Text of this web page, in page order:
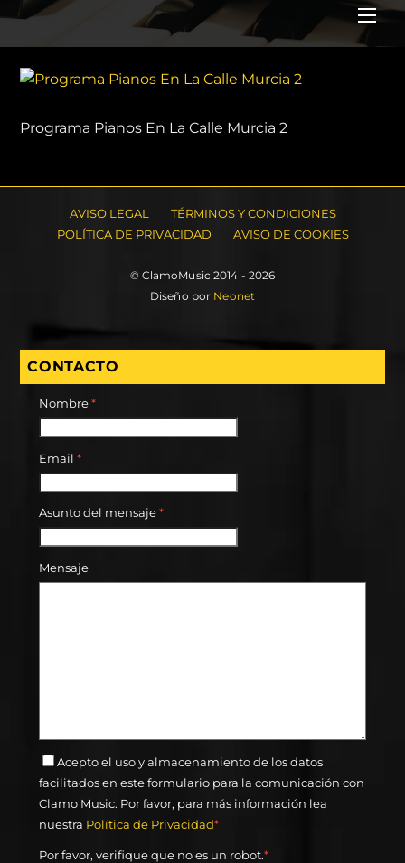
Programa Pianos En La Calle Murcia 2
AVISO LEGAL
TÉRMINOS Y CONDICIONES
POLÍTICA DE PRIVACIDAD
AVISO DE COOKIES
© ClamoMusic 2014 - 2026
Diseño por Neonet
CONTACTO
Nombre*
Email *
Asunto del mensaje*
Mensaje
Acepto el uso y almacenamiento de los datos
facilitados en este formulario para la comunicación con
Clamo Music. Por favor, para más información lea
nuestra Política de Privacidad*
Por favor, verifique que no es un robot.*